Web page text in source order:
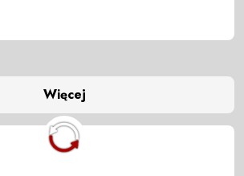
Więcej